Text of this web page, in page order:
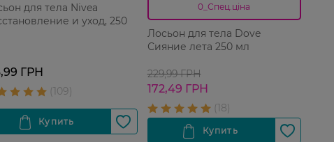
для тела Nivea
и уход, 250
ГРН
0_Спец.ціна
Лосьон для тела Dove
Сияние лета 250 мл
229,99 ГРН
172,49 ГРН